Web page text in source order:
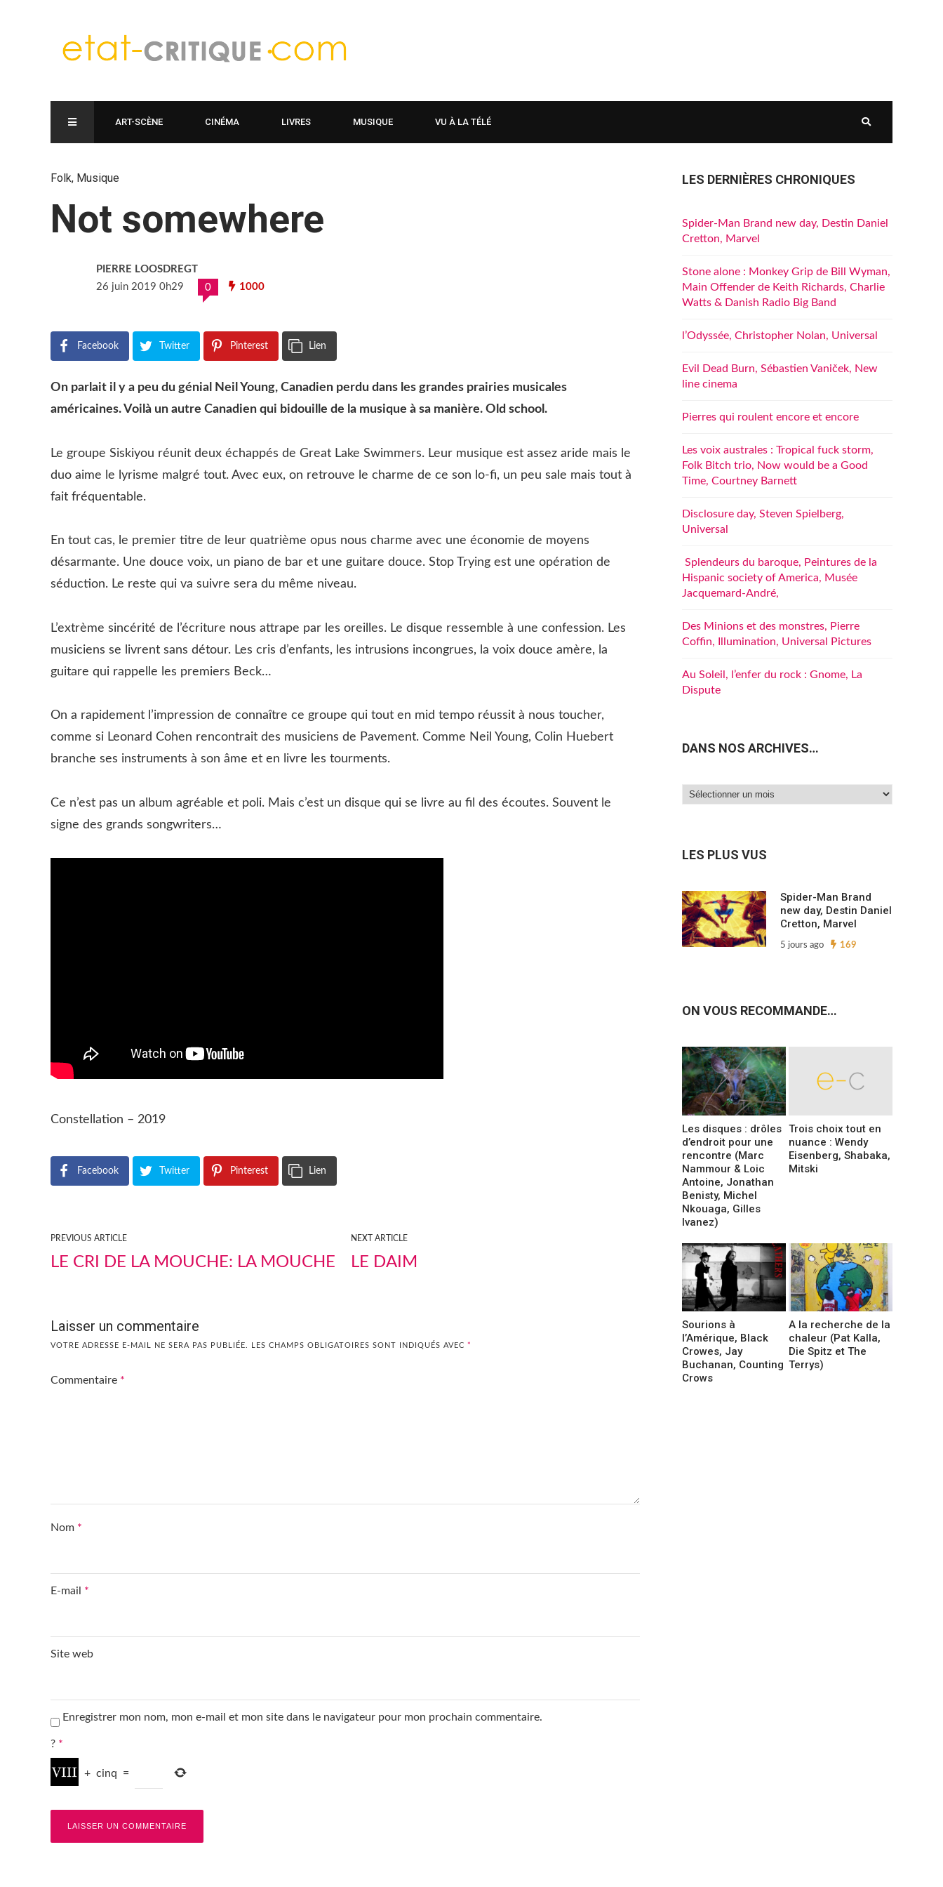
ART-SCÈNE CINÉMA LIVRES MUSIQUE VU À LA TÉLÉ
Folk, Musique
Not somewhere
PIERRE LOOSDREGT
26 juin 2019 0h29
0 1000
Facebook Twitter Pinterest Lien
On parlait il y a peu du génial Neil Young, Canadien perdu dans les grandes prairies musicales
américaines. Voilà un autre Canadien qui bidouille de la musique à sa manière. Old school.
Le groupe Siskiyou réunit deux échappés de Great Lake Swimmers. Leur musique est assez aride mais le
duo aime le lyrisme malgré tout. Avec eux, on retrouve le charme de ce son lo-fi, un peu sale mais tout à
fait fréquentable.
En tout cas, le premier titre de leur quatrième opus nous charme avec une économie de moyens
désarmante. Une douce voix, un piano de bar et une guitare douce. Stop Trying est une opération de
séduction. Le reste qui va suivre sera du même niveau.
L’extrème sincérité de l’écriture nous attrape par les oreilles. Le disque ressemble à une confession. Les
musiciens se livrent sans détour. Les cris d’enfants, les intrusions incongrues, la voix douce amère, la
guitare qui rappelle les premiers Beck…
On a rapidement l’impression de connaître ce groupe qui tout en mid tempo réussit à nous toucher,
comme si Leonard Cohen rencontrait des musiciens de Pavement. Comme Neil Young, Colin Huebert
branche ses instruments à son âme et en livre les tourments.
Ce n’est pas un album agréable et poli. Mais c’est un disque qui se livre au fil des écoutes. Souvent le
signe des grands songwriters…
Constellation – 2019
Facebook Twitter Pinterest Lien
PREVIOUS ARTICLE
LE CRI DE LA MOUCHE: LA MOUCHE
NEXT ARTICLE
LE DAIM
Laisser un commentaire
VOTRE ADRESSE E-MAIL NE SERA PAS PUBLIÉE. LES CHAMPS OBLIGATOIRES SONT INDIQUÉS AVEC *
Commentaire *
Nom *
E-mail *
Site web
Enregistrer mon nom, mon e-mail et mon site dans le navigateur pour mon prochain commentaire.
? *
+ cinq =
LES DERNIÈRES CHRONIQUES
Spider-Man Brand new day, Destin Daniel
Cretton, Marvel
Stone alone : Monkey Grip de Bill Wyman,
Main Offender de Keith Richards, Charlie
Watts & Danish Radio Big Band
l’Odyssée, Christopher Nolan, Universal
Evil Dead Burn, Sébastien Vaniček, New
line cinema
Pierres qui roulent encore et encore
Les voix australes : Tropical fuck storm,
Folk Bitch trio, Now would be a Good
Time, Courtney Barnett
Disclosure day, Steven Spielberg,
Universal
Splendeurs du baroque, Peintures de la
Hispanic society of America, Musée
Jacquemard-André,
Des Minions et des monstres, Pierre
Coffin, Illumination, Universal Pictures
Au Soleil, l’enfer du rock : Gnome, La
Dispute
DANS NOS ARCHIVES…
Dans
LES PLUS VUS
Spider-Man Brand
new day, Destin Daniel
Cretton, Marvel
5 jours ago 169
ON VOUS RECOMMANDE…
Les disques : drôles
d’endroit pour une
rencontre (Marc
Nammour & Loic
Antoine, Jonathan
Benisty, Michel
Nkouaga, Gilles
Ivanez)
Trois choix tout en
nuance : Wendy
Eisenberg, Shabaka,
Mitski
Sourions à
l’Amérique, Black
Crowes, Jay
Buchanan, Counting
Crows
A la recherche de la
chaleur (Pat Kalla,
Die Spitz et The
Terrys)